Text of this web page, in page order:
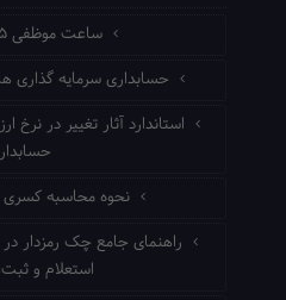
ساعت موظفی ۱۴۰۵ اداره کار
حسابداری سرمایه گذاری ها؛
استاندارد آثار تغییر در نرخ
نحوه محاسبه کسری
راهنمای جامع چک رمزدار
استعلام و